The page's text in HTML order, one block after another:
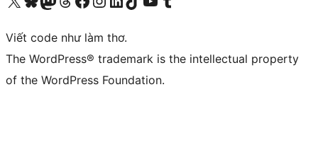
Viết code như làm thơ.
The WordPress® trademark is the intellectual property
of the WordPress Foundation.